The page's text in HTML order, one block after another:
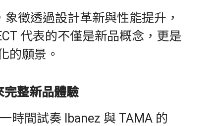
徵透過設計革新與性能提升，
代表的不僅是新品概念，更是
的願景。
完整新品體驗
時間試奏 Ibanez 與 TAMA 的